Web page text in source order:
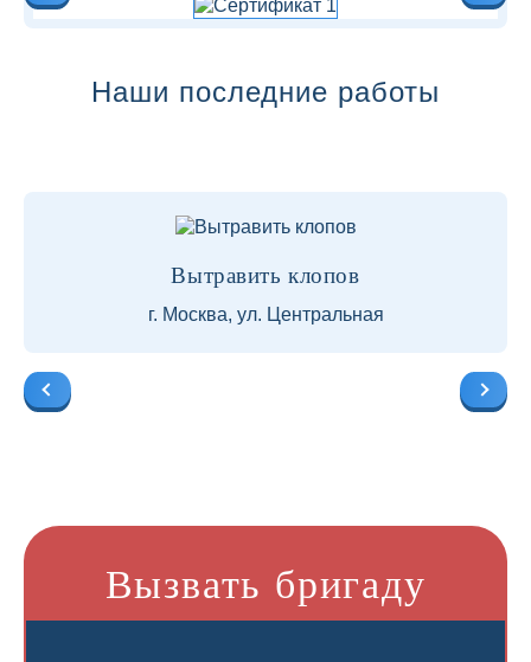
Наши последние работы
Вытравить клопов
г. Москва, ул. Центральная
Вызвать бригаду